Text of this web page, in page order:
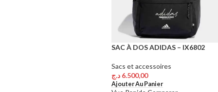
SAC À DOS ADIDAS – IX6802
Sacs et accessoires
6.500,00 د.ج
Ajouter Au Panier